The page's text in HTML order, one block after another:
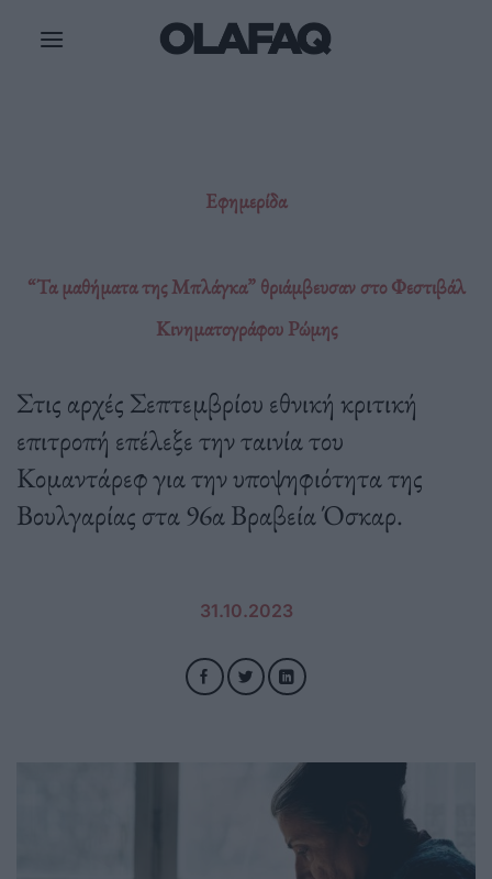
Εφημερίδα
“Τα μαθήματα της Μπλάγκα” θριάμβευσαν στο Φεστιβάλ
Κινηματογράφου Ρώμης
Στις αρχές Σεπτεμβρίου εθνική κριτική
επιτροπή επέλεξε την ταινία του
Κομαντάρεφ για την υποψηφιότητα της
Βουλγαρίας στα 96α Βραβεία Όσκαρ.
31.10.2023